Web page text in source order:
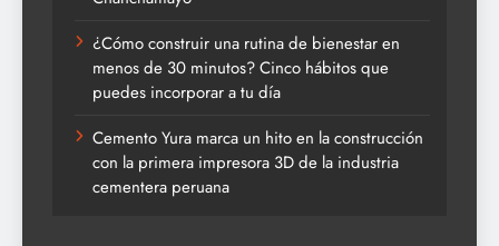
¿Cómo construir una rutina de bienestar en
menos de 30 minutos? Cinco hábitos que
puedes incorporar a tu día
Cemento Yura marca un hito en la construcción
con la primera impresora 3D de la industria
cementera peruana